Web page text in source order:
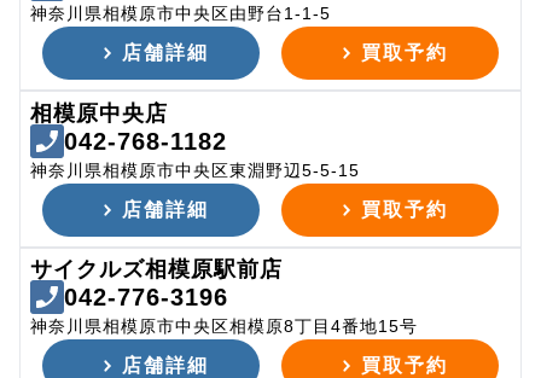
神奈川県相模原市中央区由野台1-1-5
店舗詳細 買取予約
相模原中央店
042-768-1182
神奈川県相模原市中央区東淵野辺5-5-15
店舗詳細 買取予約
サイクルズ相模原駅前店
042-776-3196
神奈川県相模原市中央区相模原8丁目4番地15号
店舗詳細 買取予約